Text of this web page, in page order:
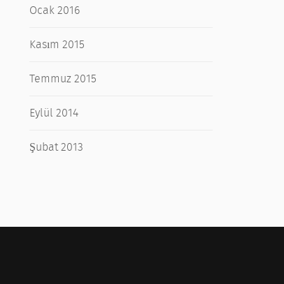
Ocak 2016
Kasım 2015
Temmuz 2015
Eylül 2014
Şubat 2013